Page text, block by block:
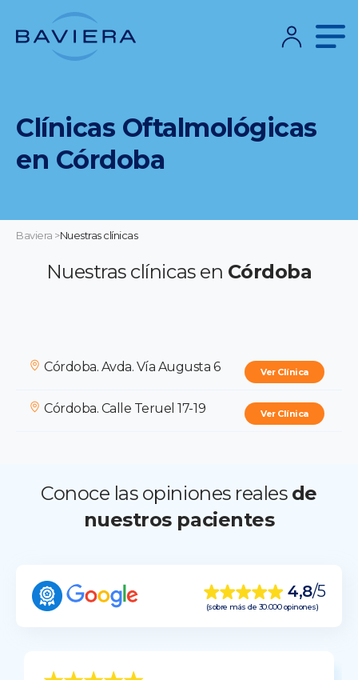
Clínicas Oftalmológicas
en Córdoba
Baviera >Nuestras clínicas
Nuestras clínicas en Córdoba
Córdoba. Avda. Vía Augusta 6 Ver Clínica
Córdoba. Calle Teruel 17-19 Ver Clínica
Conoce las opiniones reales de
nuestros pacientes
4,8/5
(sobre más de 30.000 opinones)